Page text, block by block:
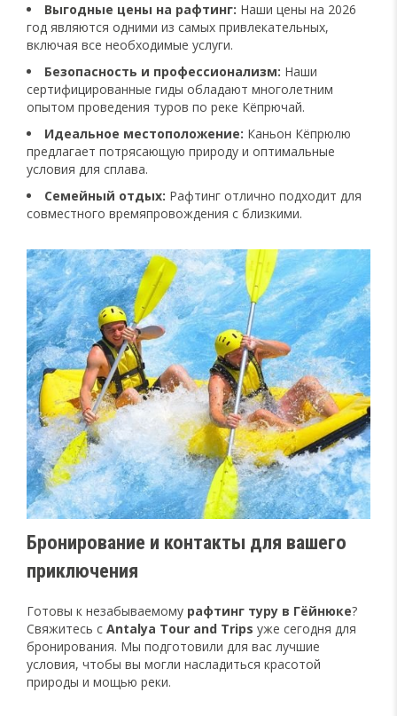
Выгодные цены на рафтинг: Наши цены на 2026
год являются одними из самых привлекательных,
включая все необходимые услуги.
Безопасность и профессионализм: Наши
сертифицированные гиды обладают многолетним
опытом проведения туров по реке Кёпрючай.
Идеальное местоположение: Каньон Кёпрюлю
предлагает потрясающую природу и оптимальные
условия для сплава.
Семейный отдых: Рафтинг отлично подходит для
совместного времяпровождения с близкими.
Бронирование и контакты для вашего
приключения
Готовы к незабываемому рафтинг туру в Гёйнюке?
Свяжитесь с Antalya Tour and Trips уже сегодня для
бронирования. Мы подготовили для вас лучшие
условия, чтобы вы могли насладиться красотой
природы и мощью реки.